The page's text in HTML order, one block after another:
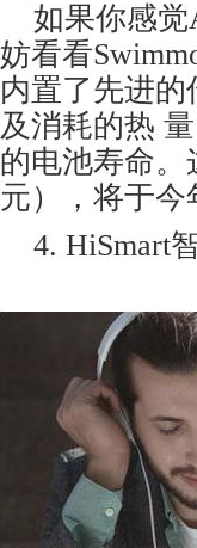
如果你感觉
妨看看
内置了先进
及消耗的热
的电池寿命。
元），将于今
4. HiSmart